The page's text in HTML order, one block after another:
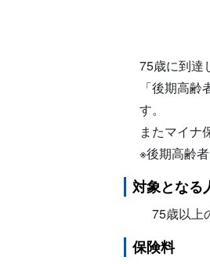
75歳に到達
「後期高
す。
またマイナ
※後期高齢
対象となる
75歳以上
保険料